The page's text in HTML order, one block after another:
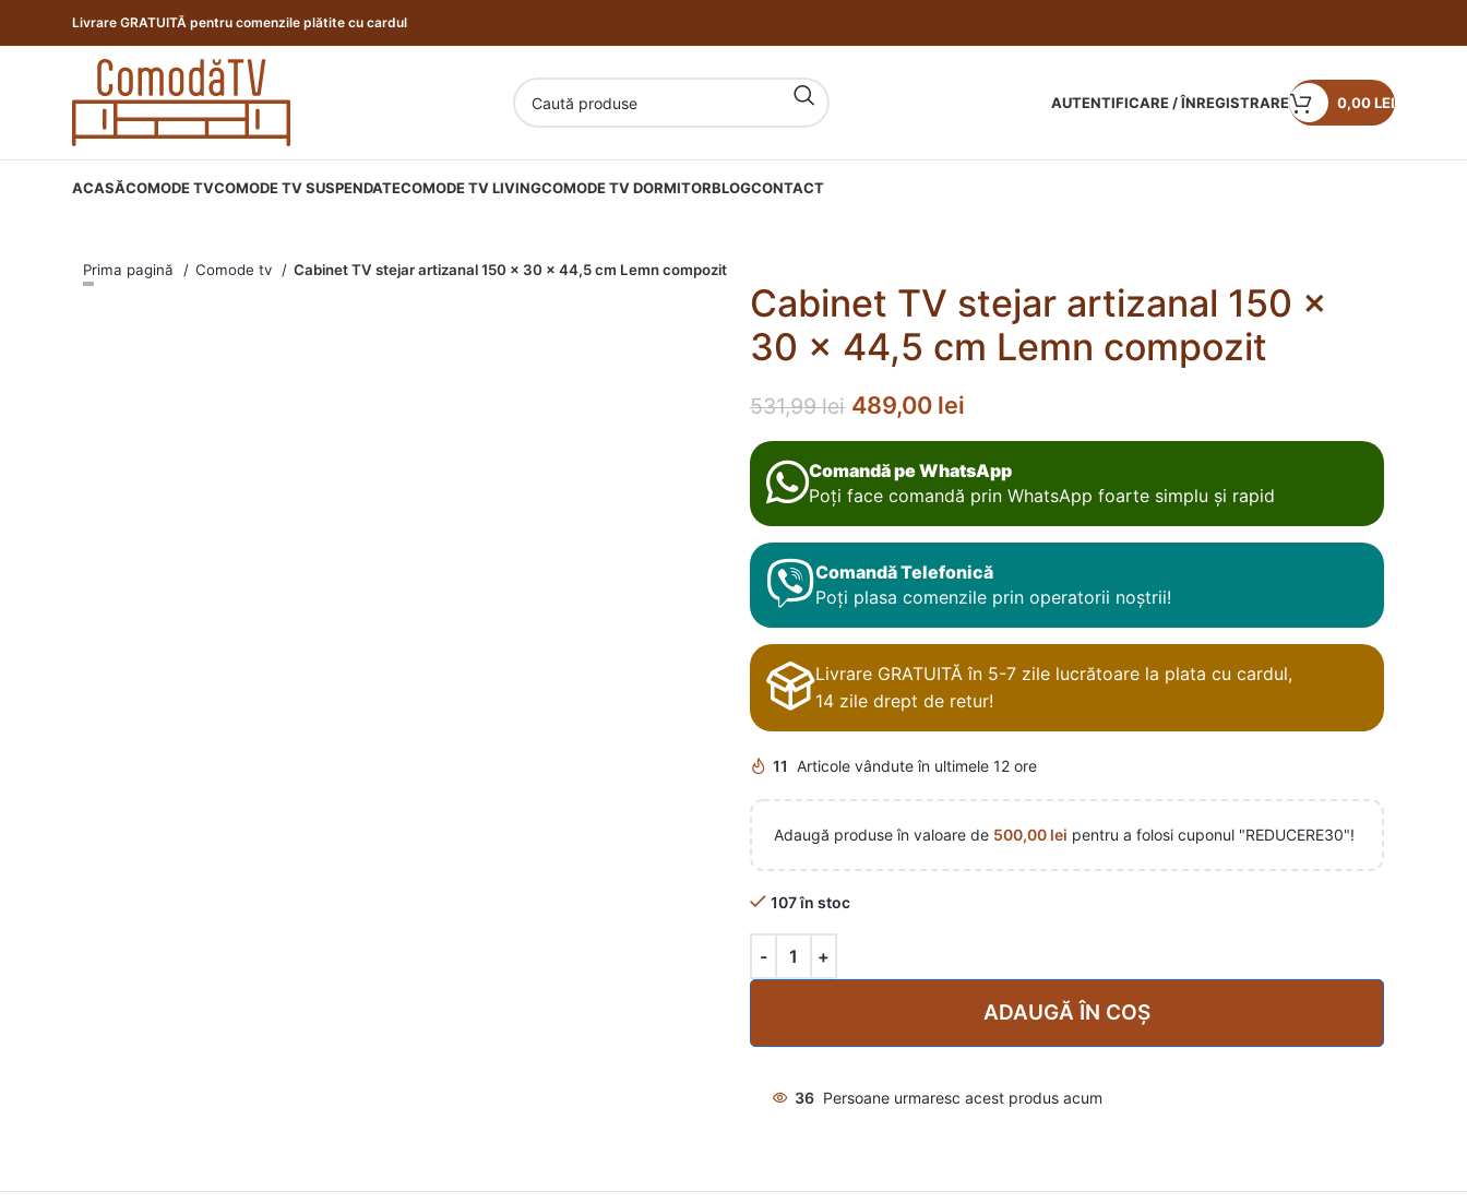
Livrare GRATUITĂ pentru comenzile plătite cu cardul
AUTENTIFICARE / ÎNREGISTRARE 0,00LEI
ACASĂCOMODE TVCOMODE TV SUSPENDATECOMODE TV LIVINGCOMODE TV DORMITORBLOGCONTACT
Prima pagină Comode tv Cabinet TV stejar artizanal 150 x 30 x 44,5 cm Lemn compozit
Cabinet TV stejar artizanal 150 x
30 x 44,5 cm Lemn compozit
531,99lei 489,00 lei
Comandă pe WhatsApp
Poți face comandă prin WhatsApp foarte simplu și rapid
Comandă Telefonică
Poți plasa comenzile prin operatorii noștrii!
Livrare GRATUITĂ în 5-7 zile lucrătoare la plata cu cardul,
14 zile drept de retur!
11 Articole vândute în ultimele 12 ore
Adaugă produse în valoare de 500,00 lei pentru a folosi cuponul "REDUCERE30"!
107 în stoc
ADAUGĂ ÎN COȘ
36 Persoane urmaresc acest produs acum